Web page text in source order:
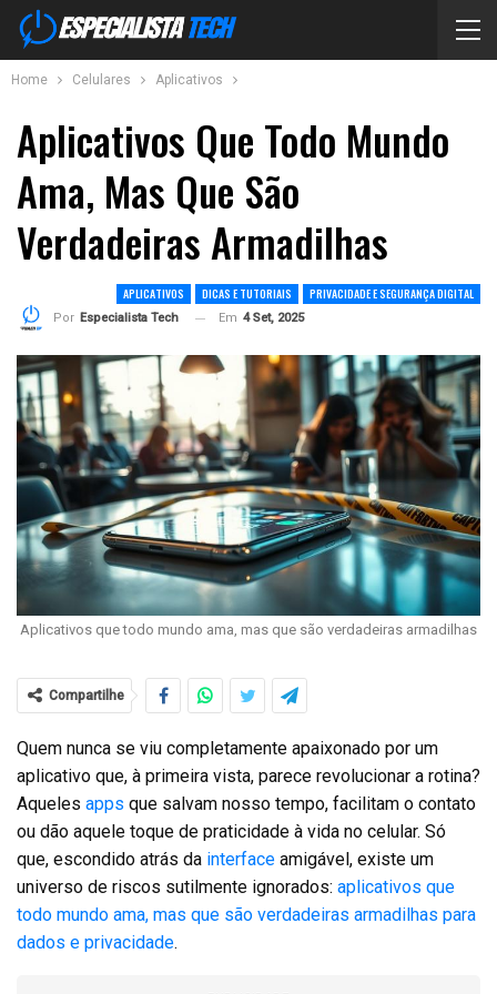
Home Celulares Aplicativos
Aplicativos Que Todo Mundo
Ama, Mas Que São
Verdadeiras Armadilhas
APLICATIVOS DICAS E TUTORIAIS PRIVACIDADE E SEGURANÇA DIGITAL
Por Especialista Tech Em 4 Set, 2025
Aplicativos que todo mundo ama, mas que são verdadeiras armadilhas
Compartilhe
Quem nunca se viu completamente apaixonado por um
aplicativo que, à primeira vista, parece revolucionar a rotina?
Aqueles apps que salvam nosso tempo, facilitam o contato
ou dão aquele toque de praticidade à vida no celular. Só
que, escondido atrás da interface amigável, existe um
universo de riscos sutilmente ignorados: aplicativos que
todo mundo ama, mas que são verdadeiras armadilhas para
dados e privacidade.